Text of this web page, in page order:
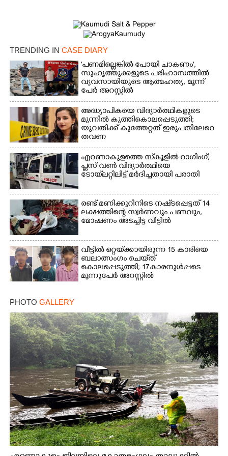
TRENDING IN CASE DIARY
'പണമില്ലെങ്കിൽ പോയി ചാകണം',
സുഹൃത്തുക്കളുടെ പരിഹാസത്തിൽ
വ്യവസായിയുടെ ആത്മഹത്യ, മൂന്ന്
പേർ അറസ്റ്റിൽ
അദ്ധ്യാപികയെ വിദ്യാർത്ഥികളുടെ
മുന്നിൽ കുത്തികൊലപ്പെടുത്തി;
യുവതിക്ക് കുത്തേറ്റത് ഇരുപതിലേറെ
തവണ
എറണാകുളത്തെ സ്‌കൂളിൽ റാഗിംഗ്;
പ്ലസ് വൺ വിദ്യാർത്ഥിയെ
ടോയ്‌ലറ്റിലിട്ട് മർദിച്ചതായി പരാതി
രണ്ട് മണിക്കൂറിനിടെ നഷ്‌ടപ്പെട്ടത് 14
ലക്ഷത്തിന്റെ സ്വർണവും പണവും,
മോഷണം അടച്ചിട്ട വീട്ടിൽ
വീട്ടിൽ ഒറ്റയ്‌ക്കായിരുന്ന 15 കാരിയെ
ബലാത്സംഗം ചെയ്‌ത്
കൊലപ്പെടുത്തി; 17കാരനുൾപ്പടെ
മൂന്നുപേർ അറസ്റ്റിൽ
PHOTO GALLERY